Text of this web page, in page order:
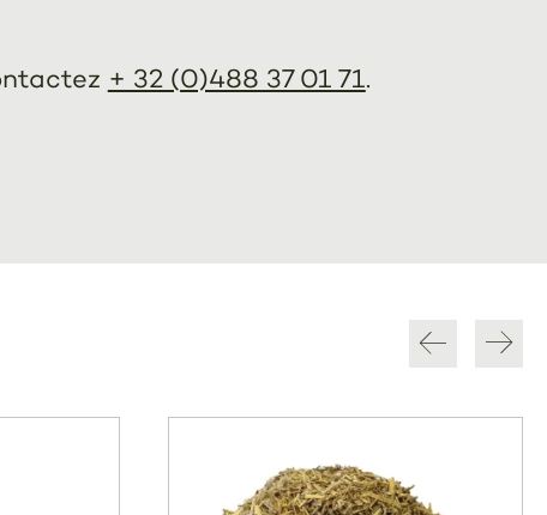
+ 32 (0)488 37 01 71.